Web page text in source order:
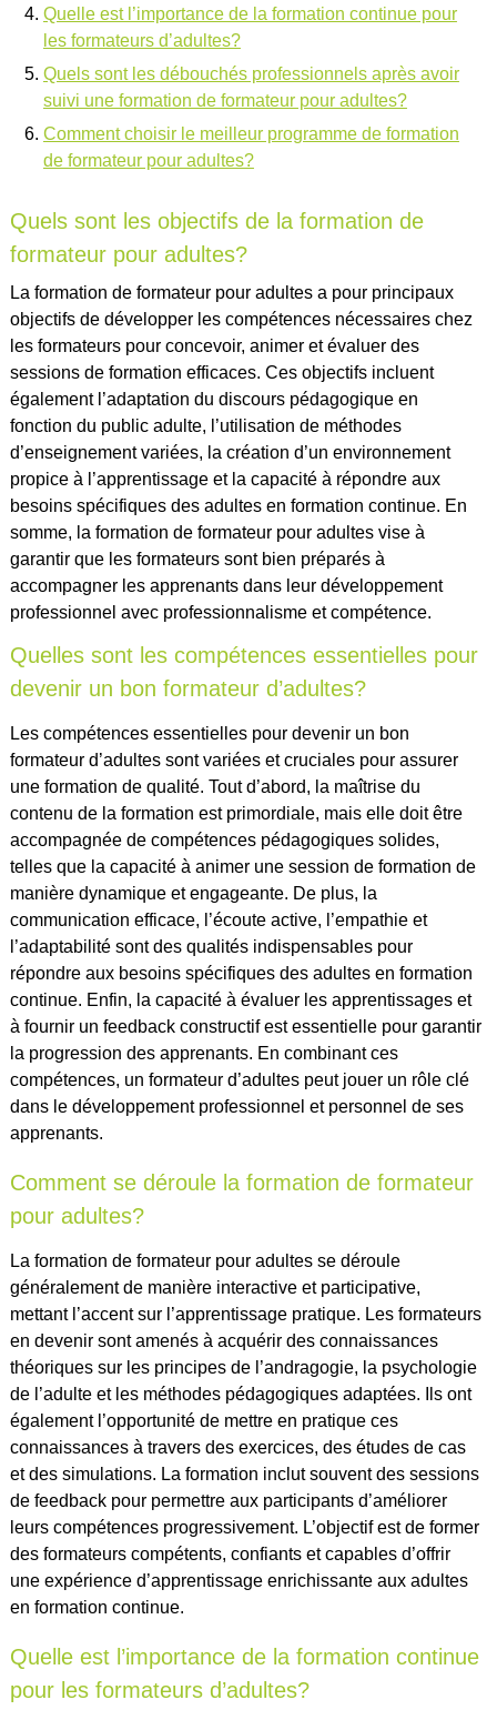
Quelle est l’importance de la formation continue pour
les formateurs d’adultes?
Quels sont les débouchés professionnels après avoir
suivi une formation de formateur pour adultes?
Comment choisir le meilleur programme de formation
de formateur pour adultes?
Quels sont les objectifs de la formation de
formateur pour adultes?
La formation de formateur pour adultes a pour principaux
objectifs de développer les compétences nécessaires chez
les formateurs pour concevoir, animer et évaluer des
sessions de formation efficaces. Ces objectifs incluent
également l’adaptation du discours pédagogique en
fonction du public adulte, l’utilisation de méthodes
d’enseignement variées, la création d’un environnement
propice à l’apprentissage et la capacité à répondre aux
besoins spécifiques des adultes en formation continue. En
somme, la formation de formateur pour adultes vise à
garantir que les formateurs sont bien préparés à
accompagner les apprenants dans leur développement
professionnel avec professionnalisme et compétence.
Quelles sont les compétences essentielles pour
devenir un bon formateur d’adultes?
Les compétences essentielles pour devenir un bon
formateur d’adultes sont variées et cruciales pour assurer
une formation de qualité. Tout d’abord, la maîtrise du
contenu de la formation est primordiale, mais elle doit être
accompagnée de compétences pédagogiques solides,
telles que la capacité à animer une session de formation de
manière dynamique et engageante. De plus, la
communication efficace, l’écoute active, l’empathie et
l’adaptabilité sont des qualités indispensables pour
répondre aux besoins spécifiques des adultes en formation
continue. Enfin, la capacité à évaluer les apprentissages et
à fournir un feedback constructif est essentielle pour garantir
la progression des apprenants. En combinant ces
compétences, un formateur d’adultes peut jouer un rôle clé
dans le développement professionnel et personnel de ses
apprenants.
Comment se déroule la formation de formateur
pour adultes?
La formation de formateur pour adultes se déroule
généralement de manière interactive et participative,
mettant l’accent sur l’apprentissage pratique. Les formateurs
en devenir sont amenés à acquérir des connaissances
théoriques sur les principes de l’andragogie, la psychologie
de l’adulte et les méthodes pédagogiques adaptées. Ils ont
également l’opportunité de mettre en pratique ces
connaissances à travers des exercices, des études de cas
et des simulations. La formation inclut souvent des sessions
de feedback pour permettre aux participants d’améliorer
leurs compétences progressivement. L’objectif est de former
des formateurs compétents, confiants et capables d’offrir
une expérience d’apprentissage enrichissante aux adultes
en formation continue.
Quelle est l’importance de la formation continue
pour les formateurs d’adultes?